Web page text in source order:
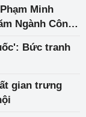
Minh
Ngành Công
Bức tranh
gian trưng